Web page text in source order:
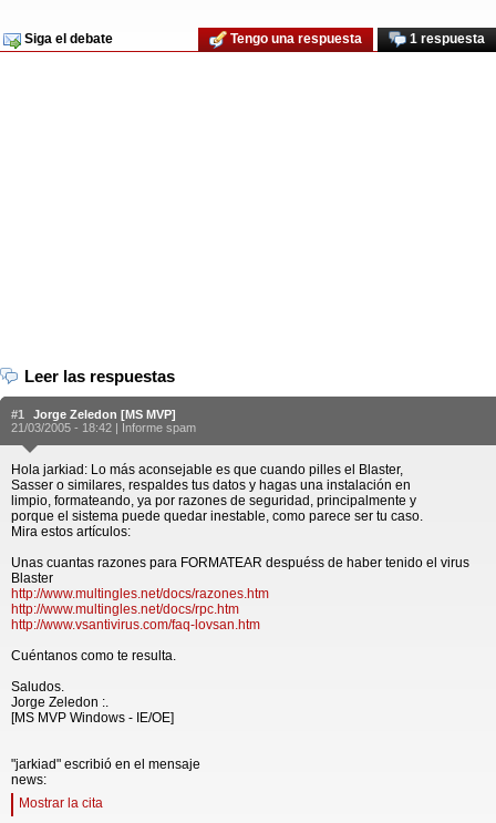
Siga el debate 1 respuesta
Tengo una respuesta
Leer las respuestas
#1
Jorge Zeledon [MS MVP]
21/03/2005 - 18:42 | Informe spam
Hola jarkiad: Lo más aconsejable es que cuando pilles el Blaster,
Sasser o similares, respaldes tus datos y hagas una instalación en
limpio, formateando, ya por razones de seguridad, principalmente y
porque el sistema puede quedar inestable, como parece ser tu caso.
Mira estos artículos:
Unas cuantas razones para FORMATEAR despuéss de haber tenido el virus
Blaster
http://www.multingles.net/docs/razones.htm
http://www.multingles.net/docs/rpc.htm
http://www.vsantivirus.com/faq-lovsan.htm
Cuéntanos como te resulta.
Saludos.
Jorge Zeledon :.
[MS MVP Windows - IE/OE]
"jarkiad" escribió en el mensaje
news:
Mostrar la cita